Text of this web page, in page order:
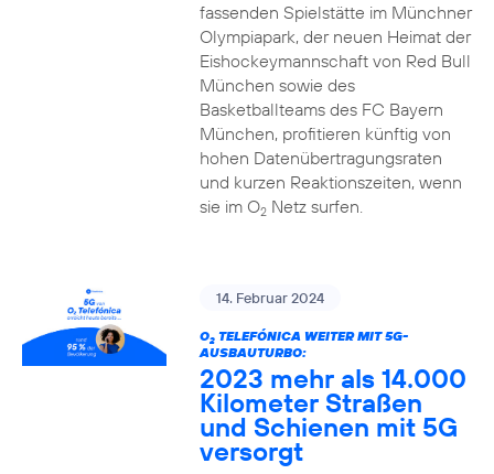
fassenden Spielstätte im Münchner
Olympiapark, der neuen Heimat der
Eishockeymannschaft von Red Bull
München sowie des
Basketballteams des FC Bayern
München, profitieren künftig von
hohen Datenübertragungsraten
und kurzen Reaktionszeiten, wenn
sie im O2Netz surfen.
14. Februar 2024
O2TELEFÓNICA WEITER MIT 5G-
AUSBAUTURBO:
2023 mehr als 14.000
Kilometer Straßen
und Schienen mit 5G
versorgt